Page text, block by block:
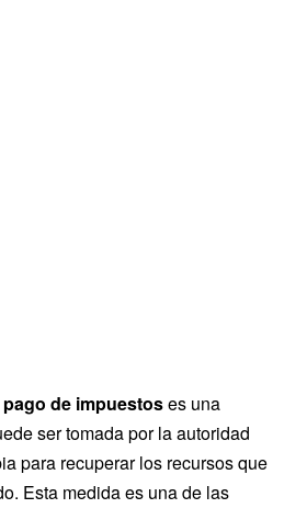
de impuestoses una
ser tomada por la autoridad
para recuperar los recursos que
Esta medida es una de las